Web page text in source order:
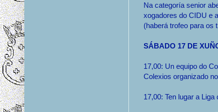
Na categoría senior
xogadores do CIDU e
(haberá trofeo para os
SÁBADO 17 DE
17,00: Un equipo do
Colexios organizado
17,00: Ten lugar a